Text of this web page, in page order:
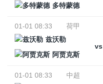
多特蒙德
01-01 08:33
荷甲
兹沃勒
vs
阿贾克斯
01-01 08:33
中超